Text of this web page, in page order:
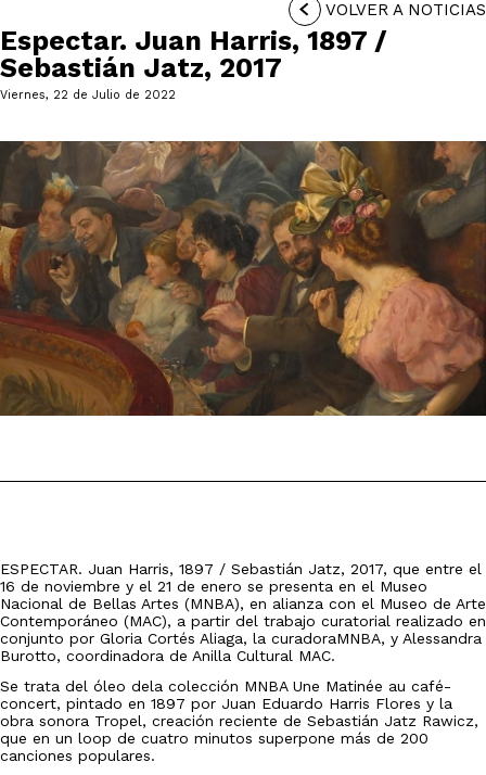
VOLVER A NOTICIAS
Espectar. Juan Harris, 1897 /
Sebastián Jatz, 2017
Viernes, 22 de Julio de 2022
ESPECTAR. Juan Harris, 1897 / Sebastián Jatz, 2017, que entre el
16 de noviembre y el 21 de enero se presenta en el Museo
Nacional de Bellas Artes (MNBA), en alianza con el Museo de Arte
Contemporáneo (MAC), a partir del trabajo curatorial realizado en
conjunto por Gloria Cortés Aliaga, la curadoraMNBA, y Alessandra
Burotto, coordinadora de Anilla Cultural MAC.
Se trata del óleo dela colección MNBA Une Matinée au café-
concert, pintado en 1897 por Juan Eduardo Harris Flores y la
obra sonora Tropel, creación reciente de Sebastián Jatz Rawicz,
que en un loop de cuatro minutos superpone más de 200
canciones populares.